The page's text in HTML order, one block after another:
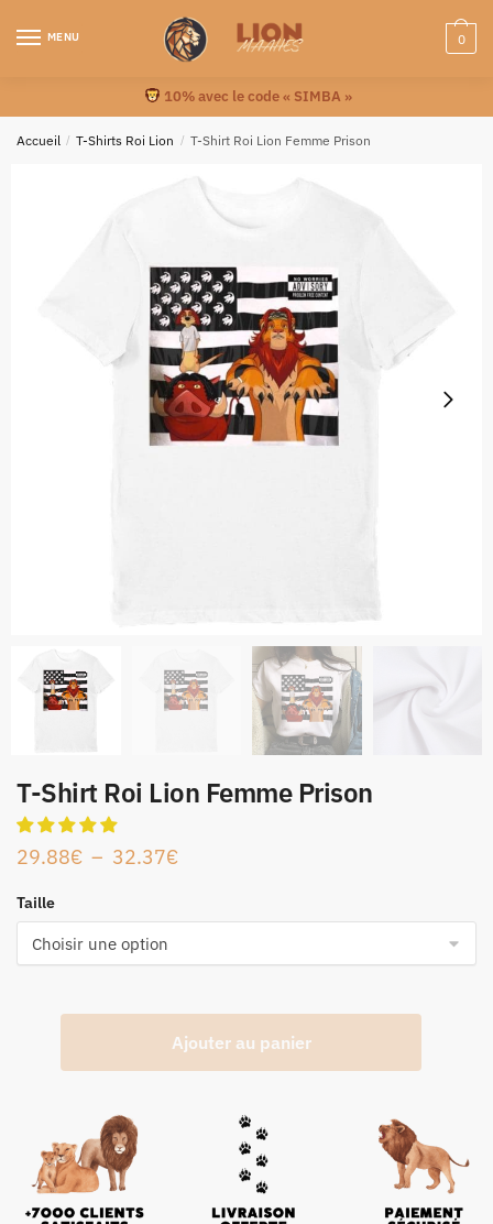
MENU 0
10% avec le code « SIMBA »
Accueil / T-Shirts Roi Lion / T-Shirt Roi Lion Femme Prison
T-Shirt Roi Lion Femme Prison
29.88€ – 32.37€
Taille
Ajouter au panier